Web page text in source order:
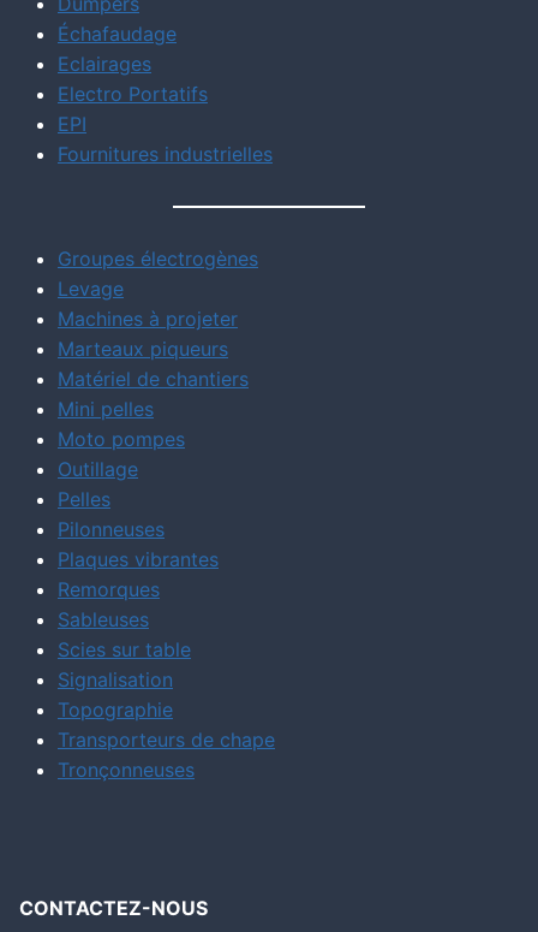
Échafaudage
Eclairages
Electro Portatifs
EPI
Fournitures industrielles
Groupes électrogènes
Levage
Machines à projeter
Marteaux piqueurs
Matériel de chantiers
Mini pelles
Moto pompes
Outillage
Pelles
Pilonneuses
Plaques vibrantes
Remorques
Sableuses
Scies sur table
Signalisation
Topographie
Transporteurs de chape
Tronçonneuses
CONTACTEZ-NOUS